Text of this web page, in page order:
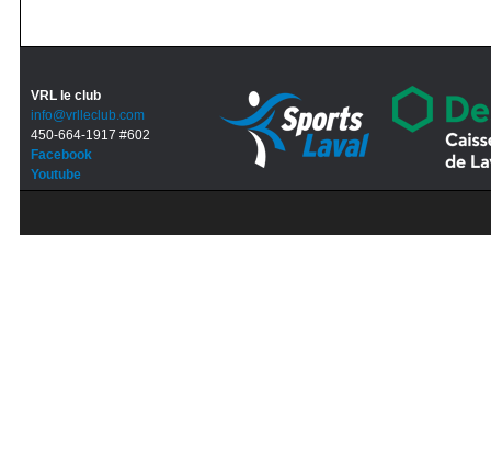
VRL le club
info@vrlleclub.com
450-664-1917 #602
Facebook
Youtube